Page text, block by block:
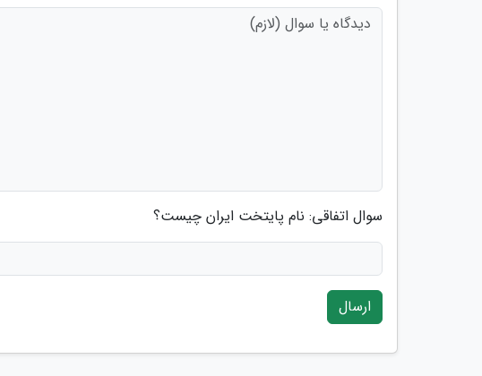
سوال اتفاقی: نام پایتخت ایران چیست؟
ارسال